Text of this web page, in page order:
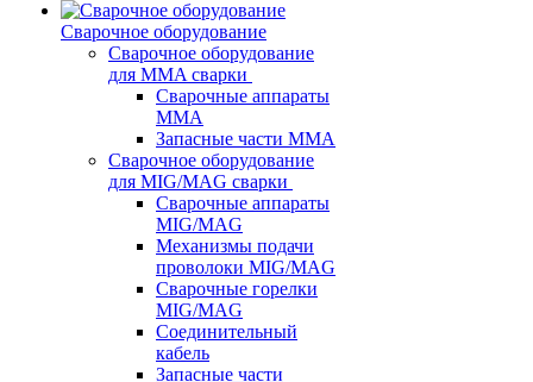
Сварочное оборудование
Сварочное оборудование
для MMA сварки
Сварочные аппараты
MMA
Запасные части MMA
Сварочное оборудование
для MIG/MAG сварки
Сварочные аппараты
MIG/MAG
Механизмы подачи
проволоки MIG/MAG
Сварочные горелки
MIG/MAG
Соединительный
кабель
Запасные части